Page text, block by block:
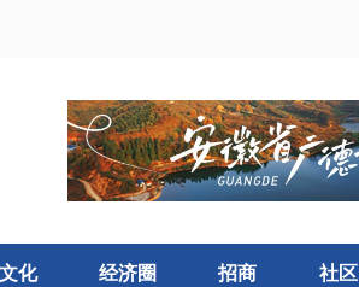
文化 经济圈 招商 社区